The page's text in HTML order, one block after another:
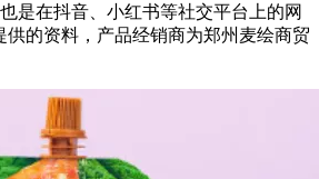
是在抖音、小红书等社交平台上的网
供的资料，产品经销商为郑州麦绘商贸